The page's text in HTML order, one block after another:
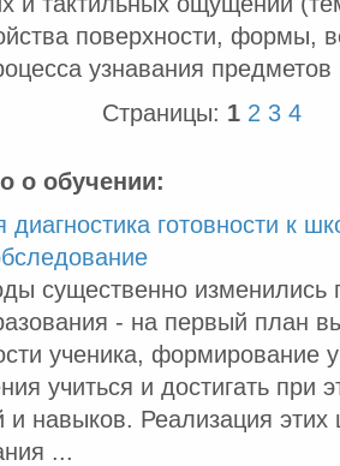
поверхности, формы,
узнавания
Страницы: 1 2 3 4
о обучении:
диагностика готовности к
существенно изменились
- на первый план
ученика, формирование
учиться и достигать при
и навыков. Реализация
...